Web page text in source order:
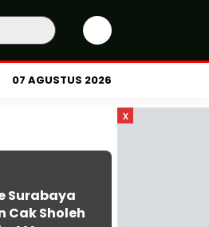
07 AGUSTUS 2026
x
Surabaya
Cak Sholeh